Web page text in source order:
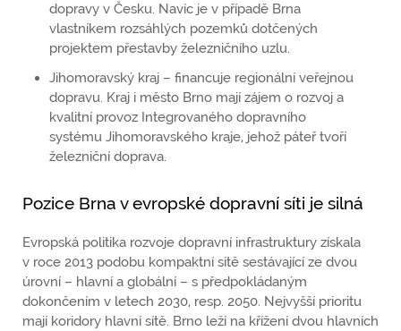
dopravy v Česku. Navíc je v případě Brna
vlastníkem rozsáhlých pozemků dotčených
projektem přestavby železničního uzlu.
Jihomoravský kraj – financuje regionální veřejnou
dopravu. Kraj i město Brno mají zájem o rozvoj a
kvalitní provoz Integrovaného dopravního
systému Jihomoravského kraje, jehož páteř tvoří
železniční doprava.
Pozice Brna v evropské dopravní síti je silná
Evropská politika rozvoje dopravní infrastruktury získala
v roce 2013 podobu kompaktní sítě sestávající ze dvou
úrovní – hlavní a globální – s předpokládaným
dokončením v letech 2030, resp. 2050. Nejvyšší prioritu
mají koridory hlavní sítě. Brno leží na křížení dvou hlavních